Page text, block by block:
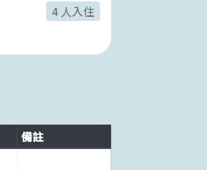
4 人入住
備註